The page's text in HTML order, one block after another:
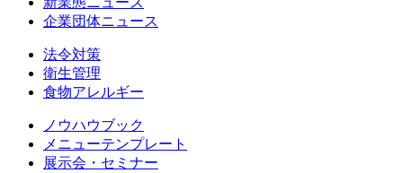
企業団体ニュース
法令対策
衛生管理
食物アレルギー
ノウハウブック
メニューテンプレート
展示会・セミナー